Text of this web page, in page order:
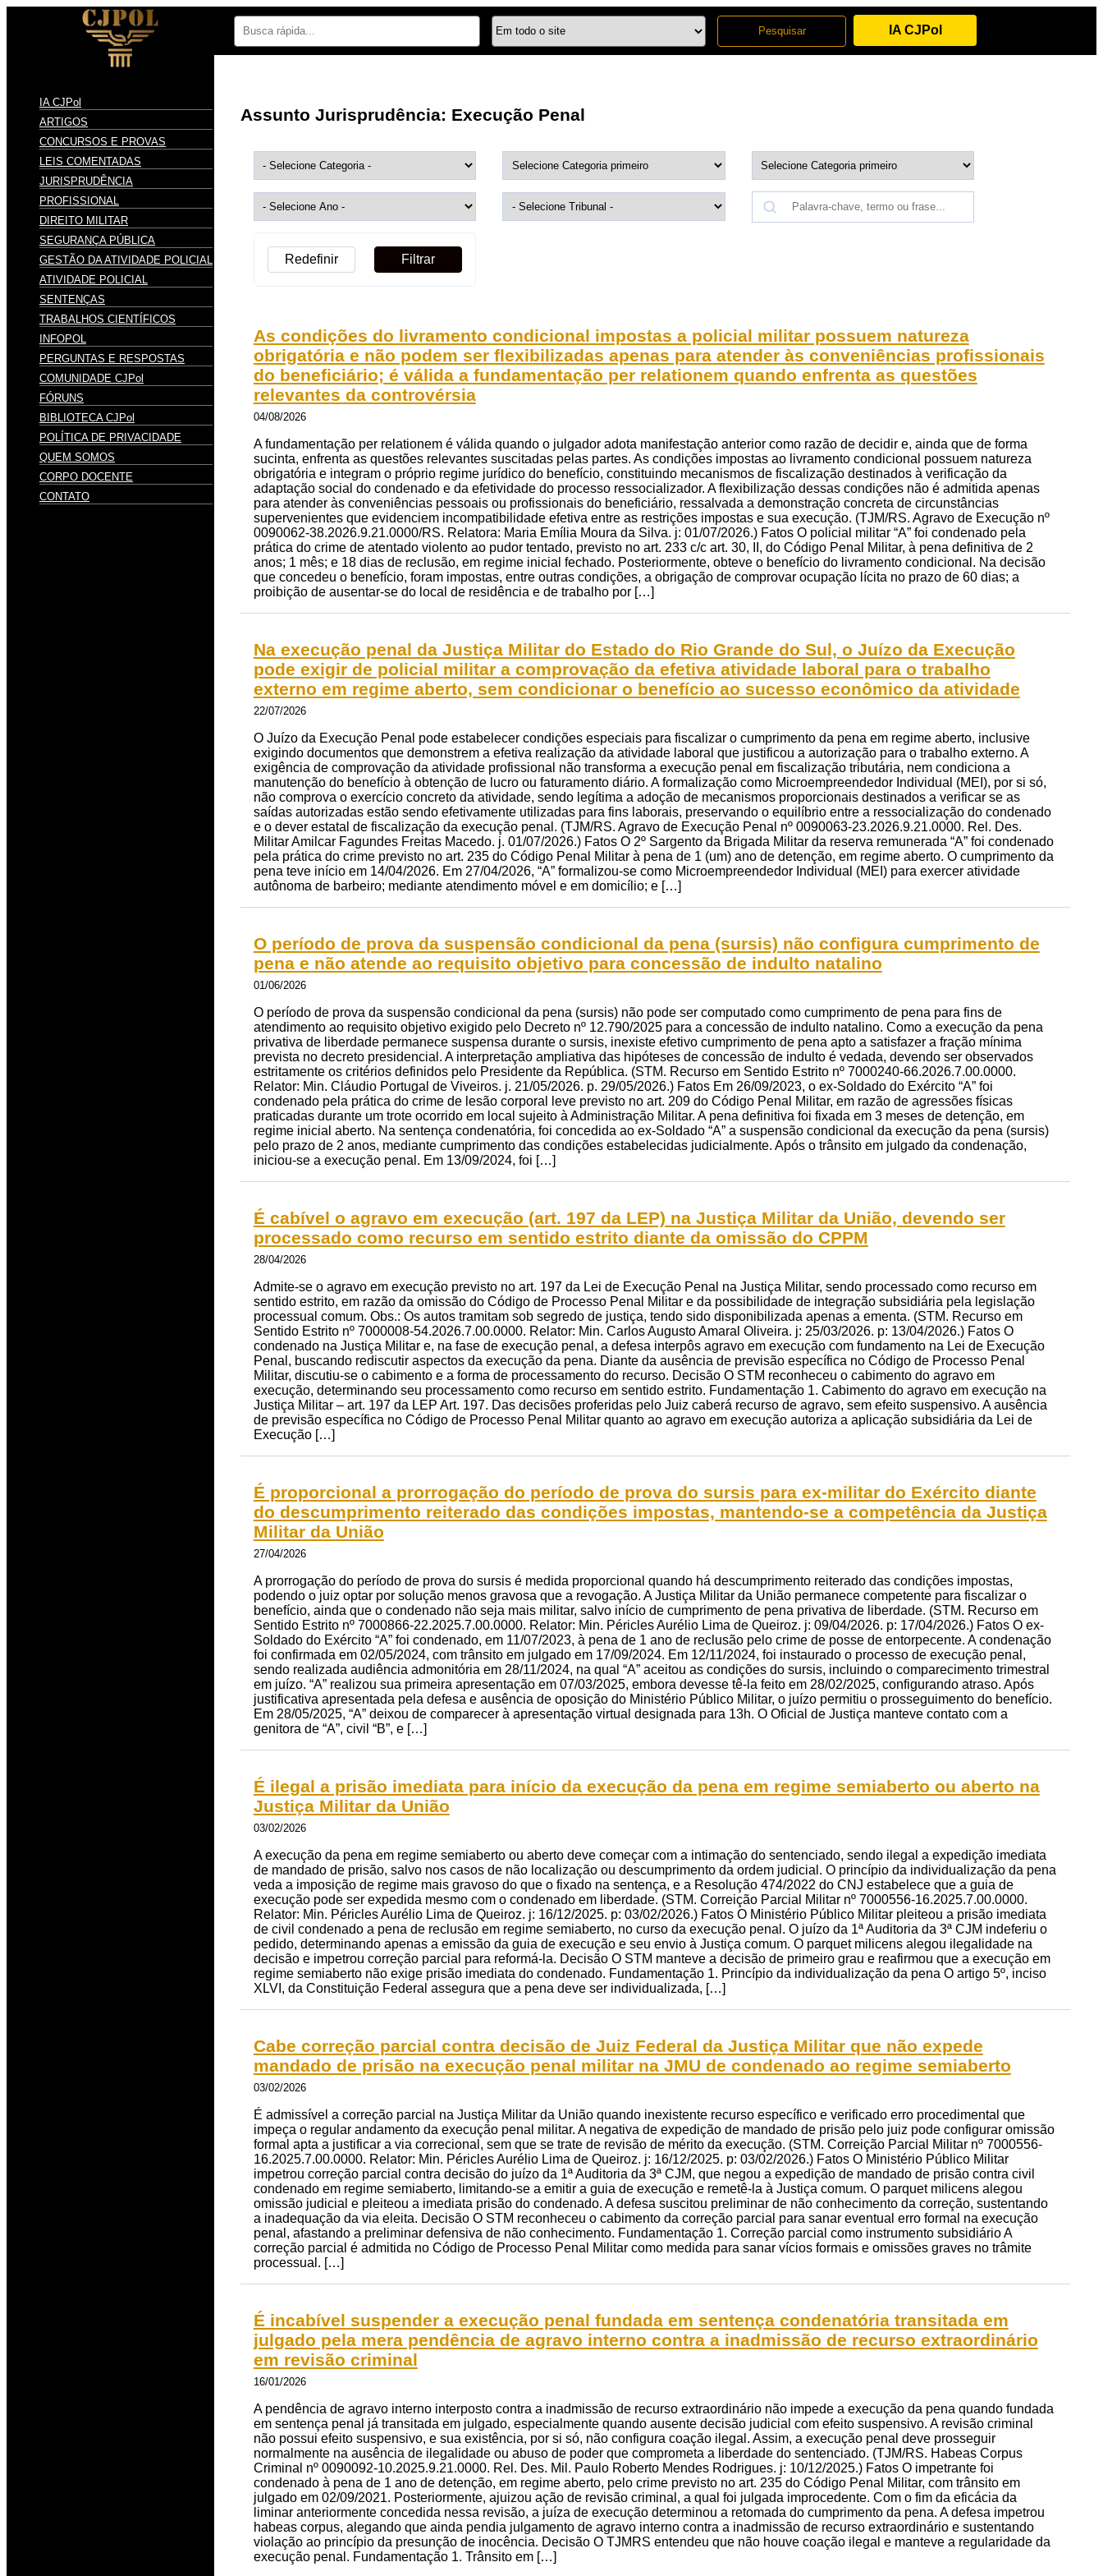
IA CJPol
IA CJPol
ARTIGOS
CONCURSOS E PROVAS
LEIS COMENTADAS
JURISPRUDÊNCIA
PROFISSIONAL
DIREITO MILITAR
SEGURANÇA PÚBLICA
GESTÃO DA ATIVIDADE POLICIAL
ATIVIDADE POLICIAL
SENTENÇAS
TRABALHOS CIENTÍFICOS
INFOPOL
PERGUNTAS E RESPOSTAS
COMUNIDADE CJPol
FÓRUNS
BIBLIOTECA CJPol
POLÍTICA DE PRIVACIDADE
QUEM SOMOS
CORPO DOCENTE
CONTATO
Assunto Jurisprudência: Execução Penal
Filtrar
Redefinir
As condições do livramento condicional impostas a policial militar possuem natureza
obrigatória e não podem ser flexibilizadas apenas para atender às conveniências profissionais
do beneficiário; é válida a fundamentação per relationem quando enfrenta as questões
relevantes da controvérsia
04/08/2026
A fundamentação per relationem é válida quando o julgador adota manifestação anterior como razão de decidir e, ainda que de forma
sucinta, enfrenta as questões relevantes suscitadas pelas partes. As condições impostas ao livramento condicional possuem natureza
obrigatória e integram o próprio regime jurídico do benefício, constituindo mecanismos de fiscalização destinados à verificação da
adaptação social do condenado e da efetividade do processo ressocializador. A flexibilização dessas condições não é admitida apenas
para atender às conveniências pessoais ou profissionais do beneficiário, ressalvada a demonstração concreta de circunstâncias
supervenientes que evidenciem incompatibilidade efetiva entre as restrições impostas e sua execução. (TJM/RS. Agravo de Execução nº
0090062-38.2026.9.21.0000/RS. Relatora: Maria Emília Moura da Silva. j: 01/07/2026.) Fatos O policial militar “A” foi condenado pela
prática do crime de atentado violento ao pudor tentado, previsto no art. 233 c/c art. 30, II, do Código Penal Militar, à pena definitiva de 2
anos; 1 mês; e 18 dias de reclusão, em regime inicial fechado. Posteriormente, obteve o benefício do livramento condicional. Na decisão
que concedeu o benefício, foram impostas, entre outras condições, a obrigação de comprovar ocupação lícita no prazo de 60 dias; a
proibição de ausentar-se do local de residência e de trabalho por […]
Na execução penal da Justiça Militar do Estado do Rio Grande do Sul, o Juízo da Execução
pode exigir de policial militar a comprovação da efetiva atividade laboral para o trabalho
externo em regime aberto, sem condicionar o benefício ao sucesso econômico da atividade
22/07/2026
O Juízo da Execução Penal pode estabelecer condições especiais para fiscalizar o cumprimento da pena em regime aberto, inclusive
exigindo documentos que demonstrem a efetiva realização da atividade laboral que justificou a autorização para o trabalho externo. A
exigência de comprovação da atividade profissional não transforma a execução penal em fiscalização tributária, nem condiciona a
manutenção do benefício à obtenção de lucro ou faturamento diário. A formalização como Microempreendedor Individual (MEI), por si só,
não comprova o exercício concreto da atividade, sendo legítima a adoção de mecanismos proporcionais destinados a verificar se as
saídas autorizadas estão sendo efetivamente utilizadas para fins laborais, preservando o equilíbrio entre a ressocialização do condenado
e o dever estatal de fiscalização da execução penal. (TJM/RS. Agravo de Execução Penal nº 0090063-23.2026.9.21.0000. Rel. Des.
Militar Amilcar Fagundes Freitas Macedo. j. 01/07/2026.) Fatos O 2º Sargento da Brigada Militar da reserva remunerada “A” foi condenado
pela prática do crime previsto no art. 235 do Código Penal Militar à pena de 1 (um) ano de detenção, em regime aberto. O cumprimento da
pena teve início em 14/04/2026. Em 27/04/2026, “A” formalizou-se como Microempreendedor Individual (MEI) para exercer atividade
autônoma de barbeiro; mediante atendimento móvel e em domicílio; e […]
O período de prova da suspensão condicional da pena (sursis) não configura cumprimento de
pena e não atende ao requisito objetivo para concessão de indulto natalino
01/06/2026
O período de prova da suspensão condicional da pena (sursis) não pode ser computado como cumprimento de pena para fins de
atendimento ao requisito objetivo exigido pelo Decreto nº 12.790/2025 para a concessão de indulto natalino. Como a execução da pena
privativa de liberdade permanece suspensa durante o sursis, inexiste efetivo cumprimento de pena apto a satisfazer a fração mínima
prevista no decreto presidencial. A interpretação ampliativa das hipóteses de concessão de indulto é vedada, devendo ser observados
estritamente os critérios definidos pelo Presidente da República. (STM. Recurso em Sentido Estrito nº 7000240-66.2026.7.00.0000.
Relator: Min. Cláudio Portugal de Viveiros. j. 21/05/2026. p. 29/05/2026.) Fatos Em 26/09/2023, o ex-Soldado do Exército “A” foi
condenado pela prática do crime de lesão corporal leve previsto no art. 209 do Código Penal Militar, em razão de agressões físicas
praticadas durante um trote ocorrido em local sujeito à Administração Militar. A pena definitiva foi fixada em 3 meses de detenção, em
regime inicial aberto. Na sentença condenatória, foi concedida ao ex-Soldado “A” a suspensão condicional da execução da pena (sursis)
pelo prazo de 2 anos, mediante cumprimento das condições estabelecidas judicialmente. Após o trânsito em julgado da condenação,
iniciou-se a execução penal. Em 13/09/2024, foi […]
É cabível o agravo em execução (art. 197 da LEP) na Justiça Militar da União, devendo ser
processado como recurso em sentido estrito diante da omissão do CPPM
28/04/2026
Admite-se o agravo em execução previsto no art. 197 da Lei de Execução Penal na Justiça Militar, sendo processado como recurso em
sentido estrito, em razão da omissão do Código de Processo Penal Militar e da possibilidade de integração subsidiária pela legislação
processual comum. Obs.: Os autos tramitam sob segredo de justiça, tendo sido disponibilizada apenas a ementa. (STM. Recurso em
Sentido Estrito nº 7000008-54.2026.7.00.0000. Relator: Min. Carlos Augusto Amaral Oliveira. j: 25/03/2026. p: 13/04/2026.) Fatos O
condenado na Justiça Militar e, na fase de execução penal, a defesa interpôs agravo em execução com fundamento na Lei de Execução
Penal, buscando rediscutir aspectos da execução da pena. Diante da ausência de previsão específica no Código de Processo Penal
Militar, discutiu-se o cabimento e a forma de processamento do recurso. Decisão O STM reconheceu o cabimento do agravo em
execução, determinando seu processamento como recurso em sentido estrito. Fundamentação 1. Cabimento do agravo em execução na
Justiça Militar – art. 197 da LEP Art. 197. Das decisões proferidas pelo Juiz caberá recurso de agravo, sem efeito suspensivo. A ausência
de previsão específica no Código de Processo Penal Militar quanto ao agravo em execução autoriza a aplicação subsidiária da Lei de
Execução […]
É proporcional a prorrogação do período de prova do sursis para ex-militar do Exército diante
do descumprimento reiterado das condições impostas, mantendo-se a competência da Justiça
Militar da União
27/04/2026
A prorrogação do período de prova do sursis é medida proporcional quando há descumprimento reiterado das condições impostas,
podendo o juiz optar por solução menos gravosa que a revogação. A Justiça Militar da União permanece competente para fiscalizar o
benefício, ainda que o condenado não seja mais militar, salvo início de cumprimento de pena privativa de liberdade. (STM. Recurso em
Sentido Estrito nº 7000866-22.2025.7.00.0000. Relator: Min. Péricles Aurélio Lima de Queiroz. j: 09/04/2026. p: 17/04/2026.) Fatos O ex-
Soldado do Exército “A” foi condenado, em 11/07/2023, à pena de 1 ano de reclusão pelo crime de posse de entorpecente. A condenação
foi confirmada em 02/05/2024, com trânsito em julgado em 17/09/2024. Em 12/11/2024, foi instaurado o processo de execução penal,
sendo realizada audiência admonitória em 28/11/2024, na qual “A” aceitou as condições do sursis, incluindo o comparecimento trimestral
em juízo. “A” realizou sua primeira apresentação em 07/03/2025, embora devesse tê-la feito em 28/02/2025, configurando atraso. Após
justificativa apresentada pela defesa e ausência de oposição do Ministério Público Militar, o juízo permitiu o prosseguimento do benefício.
Em 28/05/2025, “A” deixou de comparecer à apresentação virtual designada para 13h. O Oficial de Justiça manteve contato com a
genitora de “A”, civil “B”, e […]
É ilegal a prisão imediata para início da execução da pena em regime semiaberto ou aberto na
Justiça Militar da União
03/02/2026
A execução da pena em regime semiaberto ou aberto deve começar com a intimação do sentenciado, sendo ilegal a expedição imediata
de mandado de prisão, salvo nos casos de não localização ou descumprimento da ordem judicial. O princípio da individualização da pena
veda a imposição de regime mais gravoso do que o fixado na sentença, e a Resolução 474/2022 do CNJ estabelece que a guia de
execução pode ser expedida mesmo com o condenado em liberdade. (STM. Correição Parcial Militar nº 7000556-16.2025.7.00.0000.
Relator: Min. Péricles Aurélio Lima de Queiroz. j: 16/12/2025. p: 03/02/2026.) Fatos O Ministério Público Militar pleiteou a prisão imediata
de civil condenado a pena de reclusão em regime semiaberto, no curso da execução penal. O juízo da 1ª Auditoria da 3ª CJM indeferiu o
pedido, determinando apenas a emissão da guia de execução e seu envio à Justiça comum. O parquet milicens alegou ilegalidade na
decisão e impetrou correção parcial para reformá-la. Decisão O STM manteve a decisão de primeiro grau e reafirmou que a execução em
regime semiaberto não exige prisão imediata do condenado. Fundamentação 1. Princípio da individualização da pena O artigo 5º, inciso
XLVI, da Constituição Federal assegura que a pena deve ser individualizada, […]
Cabe correção parcial contra decisão de Juiz Federal da Justiça Militar que não expede
mandado de prisão na execução penal militar na JMU de condenado ao regime semiaberto
03/02/2026
É admissível a correção parcial na Justiça Militar da União quando inexistente recurso específico e verificado erro procedimental que
impeça o regular andamento da execução penal militar. A negativa de expedição de mandado de prisão pelo juiz pode configurar omissão
formal apta a justificar a via correcional, sem que se trate de revisão de mérito da execução. (STM. Correição Parcial Militar nº 7000556-
16.2025.7.00.0000. Relator: Min. Péricles Aurélio Lima de Queiroz. j: 16/12/2025. p: 03/02/2026.) Fatos O Ministério Público Militar
impetrou correção parcial contra decisão do juízo da 1ª Auditoria da 3ª CJM, que negou a expedição de mandado de prisão contra civil
condenado em regime semiaberto, limitando-se a emitir a guia de execução e remetê-la à Justiça comum. O parquet milicens alegou
omissão judicial e pleiteou a imediata prisão do condenado. A defesa suscitou preliminar de não conhecimento da correção, sustentando
a inadequação da via eleita. Decisão O STM reconheceu o cabimento da correção parcial para sanar eventual erro formal na execução
penal, afastando a preliminar defensiva de não conhecimento. Fundamentação 1. Correção parcial como instrumento subsidiário A
correção parcial é admitida no Código de Processo Penal Militar como medida para sanar vícios formais e omissões graves no trâmite
processual. […]
É incabível suspender a execução penal fundada em sentença condenatória transitada em
julgado pela mera pendência de agravo interno contra a inadmissão de recurso extraordinário
em revisão criminal
16/01/2026
A pendência de agravo interno interposto contra a inadmissão de recurso extraordinário não impede a execução da pena quando fundada
em sentença penal já transitada em julgado, especialmente quando ausente decisão judicial com efeito suspensivo. A revisão criminal
não possui efeito suspensivo, e sua existência, por si só, não configura coação ilegal. Assim, a execução penal deve prosseguir
normalmente na ausência de ilegalidade ou abuso de poder que comprometa a liberdade do sentenciado. (TJM/RS. Habeas Corpus
Criminal nº 0090092-10.2025.9.21.0000. Rel. Des. Mil. Paulo Roberto Mendes Rodrigues. j: 10/12/2025.) Fatos O impetrante foi
condenado à pena de 1 ano de detenção, em regime aberto, pelo crime previsto no art. 235 do Código Penal Militar, com trânsito em
julgado em 02/09/2021. Posteriormente, ajuizou ação de revisão criminal, a qual foi julgada improcedente. Com o fim da eficácia da
liminar anteriormente concedida nessa revisão, a juíza de execução determinou a retomada do cumprimento da pena. A defesa impetrou
habeas corpus, alegando que ainda pendia julgamento de agravo interno contra a inadmissão de recurso extraordinário e sustentando
violação ao princípio da presunção de inocência. Decisão O TJMRS entendeu que não houve coação ilegal e manteve a regularidade da
execução penal. Fundamentação 1. Trânsito em […]